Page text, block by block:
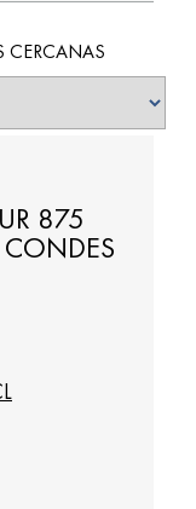
CERCANAS
875